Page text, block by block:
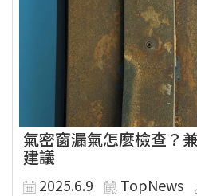
氣密窗漏氣怎麼檢查？
建議
2025.6.9 TopNews